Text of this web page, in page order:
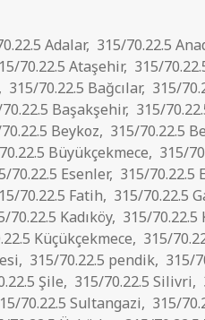
Adalar, 315/70.22.5
70.22.5 Ataşehir, 315/
, 315/70.22.5 Bağcılar, 315/
Başakşehir, 315/
Beykoz, 315/70.22.5
Büyükçekmece, 315/
70.22.5 Esenler, 315/70.22.5
70.22.5 Fatih, 315/70.22.5
70.22.5 Kadıköy, 315/70.22.5
Küçükçekmece, 315/
, 315/70.22.5 pendik, 315/
Şile, 315/70.22.5 Silivri,
70.22.5 Sultangazi, 315/